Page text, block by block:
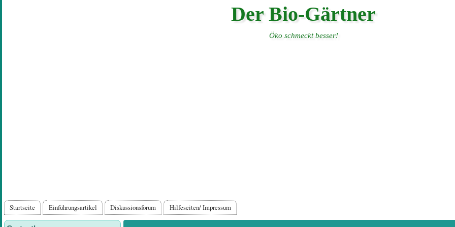
Der Bio-Gärtner
Öko schmeckt besser!
Hauptnavigation
Startseite Einführungsartikel Diskussionsforum Hilfeseiten/ Impressum